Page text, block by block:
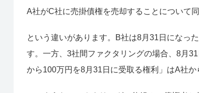
A社がC社に売掛債権を売却することについて
という違いがあります。B社は8月31日になっ
す。一方、3社間ファクタリングの場合、8月
から100万円を8月31日に受取る権利」はA社か